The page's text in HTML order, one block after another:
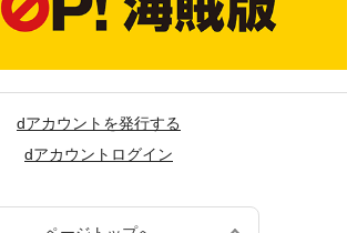
dアカウントを発行する
dアカウントログイン